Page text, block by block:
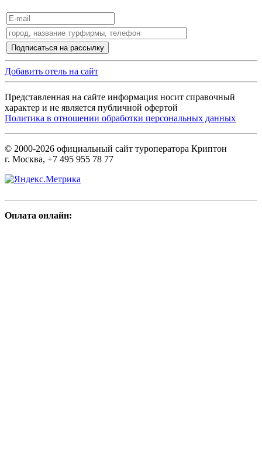
Добавить отель на сайт
Представленная на сайте информация носит справочный
характер и не является публичной офертой
Политика в отношении обработки персональных данных
© 2000-2026 официальный сайт туроператора Криптон
г. Москва, +7 495 955 78 77
Оплата онлайн: